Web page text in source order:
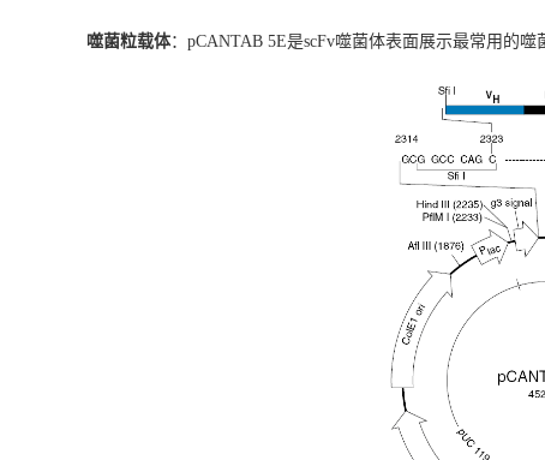
噬菌粒载体：pCANTAB 5E是scFv噬菌体表面展示最常用的